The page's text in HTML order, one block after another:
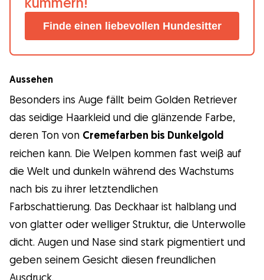
Finde einen liebevollen Hundesitter
Aussehen
Besonders ins Auge fällt beim Golden Retriever
das seidige Haarkleid und die glänzende Farbe,
deren Ton von Cremefarben bis Dunkelgold
reichen kann. Die Welpen kommen fast weiβ auf
die Welt und dunkeln während des Wachstums
nach bis zu ihrer letztendlichen
Farbschattierung. Das Deckhaar ist halblang und
von glatter oder welliger Struktur, die Unterwolle
dicht. Augen und Nase sind stark pigmentiert und
geben seinem Gesicht diesen freundlichen
Ausdruck.